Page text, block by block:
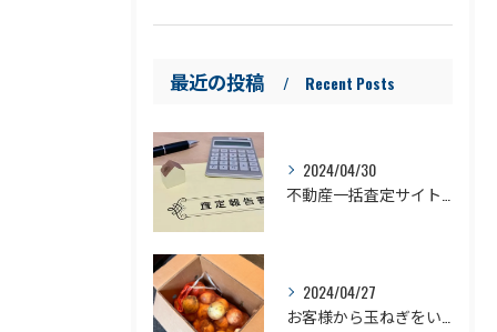
最近の投稿 Recent Posts
2024/04/30
不動産一括査定サイトの闇③
2024/04/27
お客様から玉ねぎをいただきました！